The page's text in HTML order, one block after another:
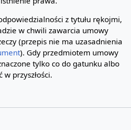
z tytułu rękojmi,
w chwili zawarcia umowy
(przepis nie ma uzasadnienia
). Gdy przedmiotem umowy
tylko co do gatunku albo
przyszłości.